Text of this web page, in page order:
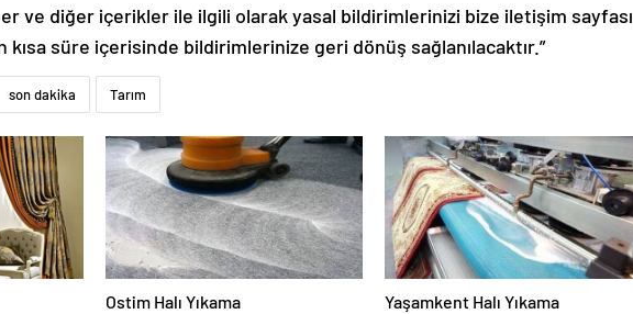
ve diğer içerikler ile ilgili olarak yasal bildirimlerinizi bize iletişim sayfası
süre içerisinde bildirimlerinize geri dönüş sağlanılacaktır.”
son dakika Tarım
Ostim Halı Yıkama Yaşamkent Halı Yıkama